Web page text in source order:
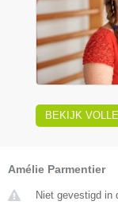
BEKIJK
Amélie Parmentier
Niet gevestigd in